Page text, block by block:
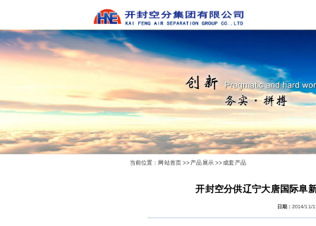
当前位置：网站首页 >>产品展示>> 成套产品
开封空分供辽宁大唐国际阜
日期：2014/11/